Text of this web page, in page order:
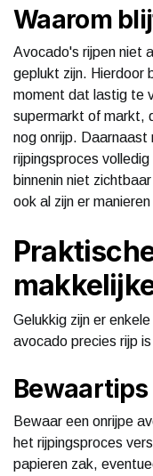
Waarom
Avocado's rijpen niet
geplukt zijn. Hierdoor
moment dat lastig te
supermarkt of markt,
nog onrijp. Daarnaast
rijpingsproces
binnenin niet
ook al zijn er
Gelukkig zijn er
avocado precies rijp
Bewaartips
Bewaar een onrijpe
het rijpingsproces
papieren zak,